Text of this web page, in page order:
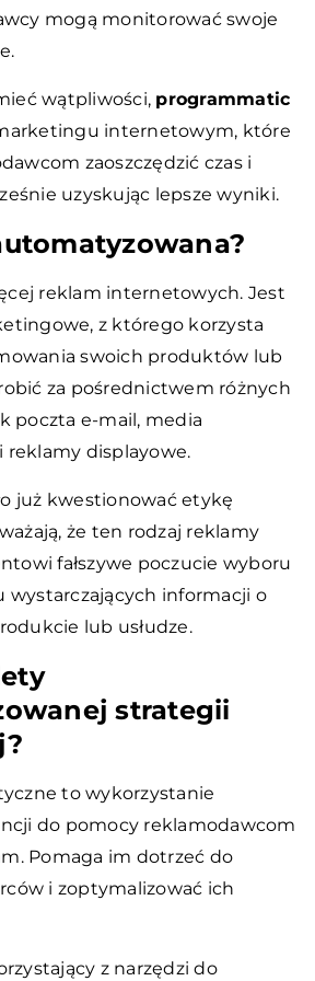
mogą monitorować swoje
wątpliwości, programmatic
internetowym, które
zaoszczędzić czas i
uzyskując lepsze wyniki.
reklam internetowych. Jest
z którego korzysta
swoich produktów lub
za pośrednictwem różnych
poczta e-mail, media
reklamy displayowe.
już kwestionować etykę
że ten rodzaj reklamy
fałszywe poczucie wyboru
wystarczających informacji o
lub usłudze.
strategii
to wykorzystanie
do pomocy reklamodawcom
Pomaga im dotrzeć do
i zoptymalizować ich
z narzędzi do